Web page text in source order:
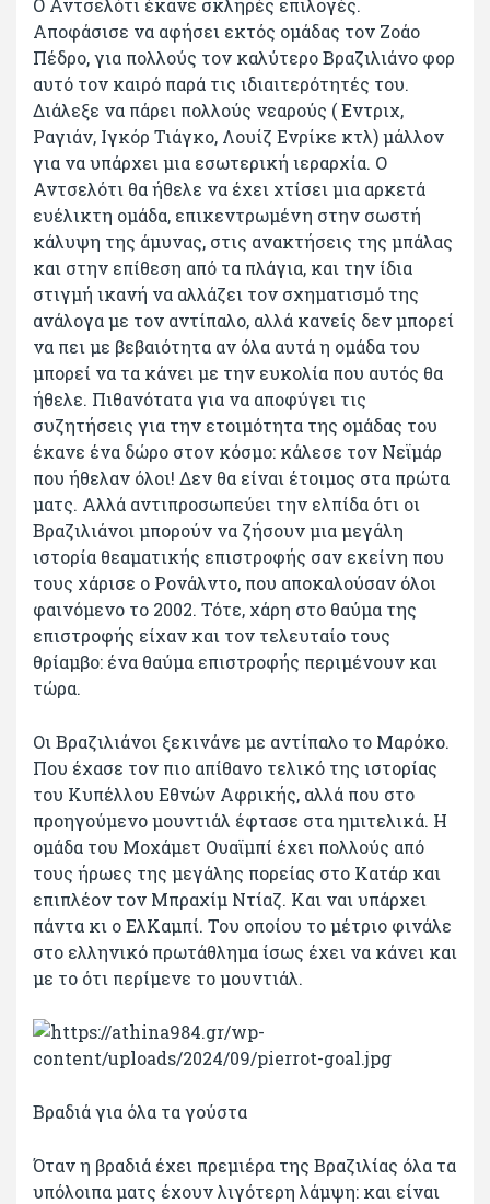
Αποφάσισε να αφήσει εκτός ομάδας τον Ζοάο
Πέδρο, για πολλούς τον καλύτερο Βραζιλιάνο φορ
αυτό τον καιρό παρά τις ιδιαιτερότητές του.
Διάλεξε να πάρει πολλούς νεαρούς ( Εντριχ,
Ραγιάν, Ιγκόρ Τιάγκο, Λουίζ Ενρίκε κτλ) μάλλον
για να υπάρχει μια εσωτερική ιεραρχία. Ο
Αντσελότι θα ήθελε να έχει χτίσει μια αρκετά
ευέλικτη ομάδα, επικεντρωμένη στην σωστή
κάλυψη της άμυνας, στις ανακτήσεις της μπάλας
και στην επίθεση από τα πλάγια, και την ίδια
στιγμή ικανή να αλλάζει τον σχηματισμό της
ανάλογα με τον αντίπαλο, αλλά κανείς δεν μπορεί
να πει με βεβαιότητα αν όλα αυτά η ομάδα του
μπορεί να τα κάνει με την ευκολία που αυτός θα
ήθελε. Πιθανότατα για να αποφύγει τις
συζητήσεις για την ετοιμότητα της ομάδας του
έκανε ένα δώρο στον κόσμο: κάλεσε τον Νεϊμάρ
που ήθελαν όλοι! Δεν θα είναι έτοιμος στα πρώτα
ματς. Αλλά αντιπροσωπεύει την ελπίδα ότι οι
Βραζιλιάνοι μπορούν να ζήσουν μια μεγάλη
ιστορία θεαματικής επιστροφής σαν εκείνη που
τους χάρισε ο Ρονάλντο, που αποκαλούσαν όλοι
φαινόμενο το 2002. Τότε, χάρη στο θαύμα της
επιστροφής είχαν και τον τελευταίο τους
θρίαμβο: ένα θαύμα επιστροφής περιμένουν και
τώρα.
Οι Βραζιλιάνοι ξεκινάνε με αντίπαλο το Μαρόκο.
Που έχασε τον πιο απίθανο τελικό της ιστορίας
του Κυπέλλου Εθνών Αφρικής, αλλά που στο
προηγούμενο μουντιάλ έφτασε στα ημιτελικά. Η
ομάδα του Μοχάμετ Ουαϊμπί έχει πολλούς από
τους ήρωες της μεγάλης πορείας στο Κατάρ και
επιπλέον τον Μπραχίμ Ντίαζ. Και ναι υπάρχει
πάντα κι ο ΕλΚαμπί. Του οποίου το μέτριο φινάλε
στο ελληνικό πρωτάθλημα ίσως έχει να κάνει και
με το ότι περίμενε το μουντιάλ.
Βραδιά για όλα τα γούστα
Όταν η βραδιά έχει πρεμιέρα της Βραζιλίας όλα τα
υπόλοιπα ματς έχουν λιγότερη λάμψη: και είναι